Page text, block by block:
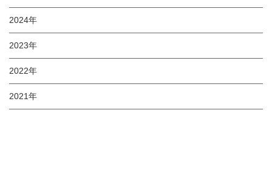
2024年
2023年
2022年
2021年